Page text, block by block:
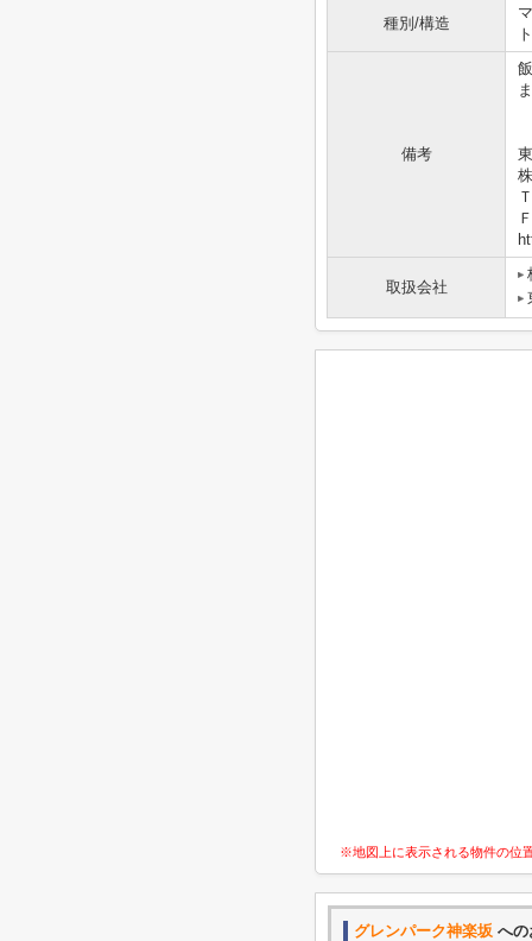
種別/構造
ト
備考
取扱会社
※地図上に表示される物件の位
グレンパーク神楽坂 へ